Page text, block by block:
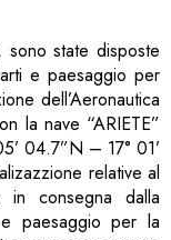
state disposte
e paesaggio per
dell’Aeronautica
la nave “ARIETE”
04.7”N – 17° 01’
relative al
consegna dalla
paesaggio per la